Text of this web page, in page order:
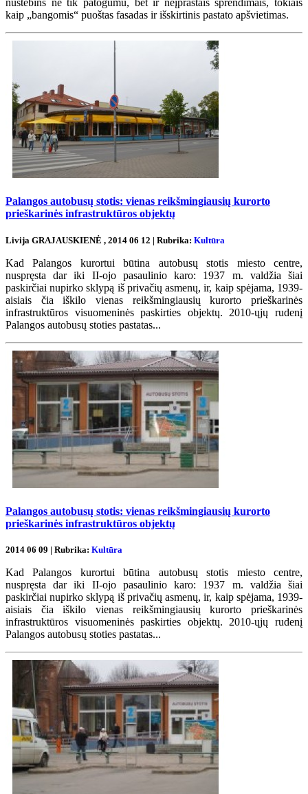
nustebins ne tik patogumu, bet ir neįprastais sprendimais, tokiais
kaip „bangomis“ puoštas fasadas ir išskirtinis pastato apšvietimas.
Palangos autobusų stotis: vienas reikšmingiausių kurorto
prieškarinės infrastruktūros objektų
Livija GRAJAUSKIENĖ , 2014 06 12 | Rubrika: Kultūra
Kad Palangos kurortui būtina autobusų stotis miesto centre,
nuspręsta dar iki II-ojo pasaulinio karo: 1937 m. valdžia šiai
paskirčiai nupirko sklypą iš privačių asmenų, ir, kaip spėjama, 1939-
aisiais čia iškilo vienas reikšmingiausių kurorto prieškarinės
infrastruktūros visuomeninės paskirties objektų. 2010-ųjų rudenį
Palangos autobusų stoties pastatas...
Palangos autobusų stotis: vienas reikšmingiausių kurorto
prieškarinės infrastruktūros objektų
2014 06 09 | Rubrika: Kultūra
Kad Palangos kurortui būtina autobusų stotis miesto centre,
nuspręsta dar iki II-ojo pasaulinio karo: 1937 m. valdžia šiai
paskirčiai nupirko sklypą iš privačių asmenų, ir, kaip spėjama, 1939-
aisiais čia iškilo vienas reikšmingiausių kurorto prieškarinės
infrastruktūros visuomeninės paskirties objektų. 2010-ųjų rudenį
Palangos autobusų stoties pastatas...